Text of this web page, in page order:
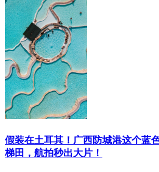
假装在土耳其！广西防城港这个蓝
梯田，航拍秒出大片！